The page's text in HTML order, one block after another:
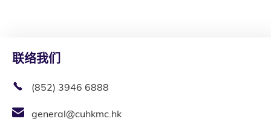
联络我们
(852) 3946 6888
general@cuhkmc.hk